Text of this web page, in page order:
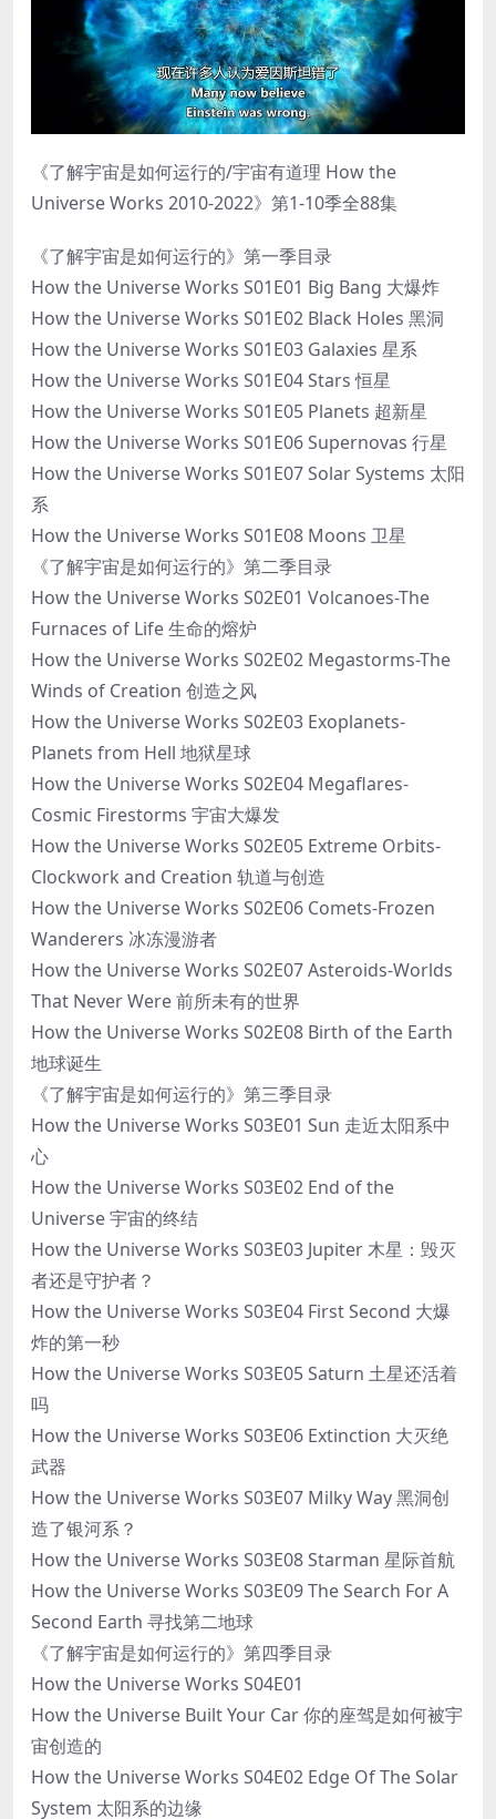
《了解宇宙是如何运行的/宇宙有道理 How the
Universe Works 2010-2022》第1-10季全88集
《了解宇宙是如何运行的》第一季目录
How the Universe Works S01E01 Big Bang 大爆炸
How the Universe Works S01E02 Black Holes 黑洞
How the Universe Works S01E03 Galaxies 星系
How the Universe Works S01E04 Stars 恒星
How the Universe Works S01E05 Planets 超新星
How the Universe Works S01E06 Supernovas 行星
How the Universe Works S01E07 Solar Systems 太阳
系
How the Universe Works S01E08 Moons 卫星
《了解宇宙是如何运行的》第二季目录
How the Universe Works S02E01 Volcanoes-The
Furnaces of Life 生命的熔炉
How the Universe Works S02E02 Megastorms-The
Winds of Creation 创造之风
How the Universe Works S02E03 Exoplanets-
Planets from Hell 地狱星球
How the Universe Works S02E04 Megaflares-
Cosmic Firestorms 宇宙大爆发
How the Universe Works S02E05 Extreme Orbits-
Clockwork and Creation 轨道与创造
How the Universe Works S02E06 Comets-Frozen
Wanderers 冰冻漫游者
How the Universe Works S02E07 Asteroids-Worlds
That Never Were 前所未有的世界
How the Universe Works S02E08 Birth of the Earth
地球诞生
《了解宇宙是如何运行的》第三季目录
How the Universe Works S03E01 Sun 走近太阳系中
心
How the Universe Works S03E02 End of the
Universe 宇宙的终结
How the Universe Works S03E03 Jupiter 木星：毁灭
者还是守护者？
How the Universe Works S03E04 First Second 大爆
炸的第一秒
How the Universe Works S03E05 Saturn 土星还活着
吗
How the Universe Works S03E06 Extinction 大灭绝
武器
How the Universe Works S03E07 Milky Way 黑洞创
造了银河系？
How the Universe Works S03E08 Starman 星际首航
How the Universe Works S03E09 The Search For A
Second Earth 寻找第二地球
《了解宇宙是如何运行的》第四季目录
How the Universe Works S04E01
How the Universe Built Your Car 你的座驾是如何被宇
宙创造的
How the Universe Works S04E02 Edge Of The Solar
System 太阳系的边缘